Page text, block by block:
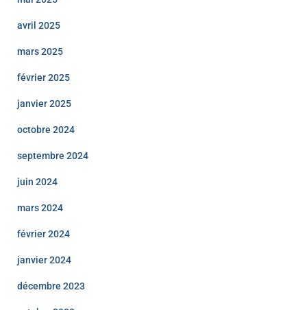
avril 2025
mars 2025
février 2025
janvier 2025
octobre 2024
septembre 2024
juin 2024
mars 2024
février 2024
janvier 2024
décembre 2023